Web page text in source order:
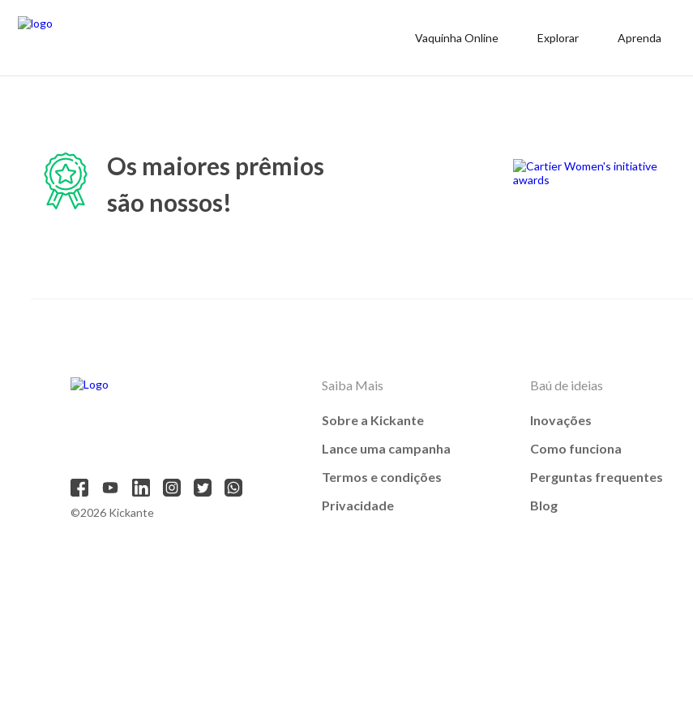
Vaquinha Online Explorar Aprenda
Os maiores prêmios
são nossos!
©2026 Kickante
Saiba Mais
Sobre a Kickante
Lance uma campanha
Termos e condições
Privacidade
Baú de ideias
Inovações
Como funciona
Perguntas frequentes
Blog